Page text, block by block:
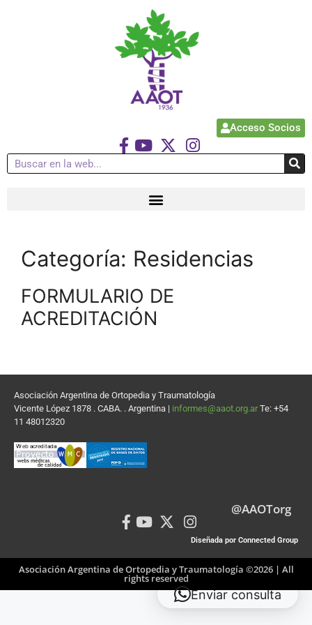
Acceso Socios
Categoría: Residencias
FORMULARIO DE
ACREDITACIÓN
Asociación Argentina de Ortopedia y Traumatología
Vicente López 1878 . CABA. . Argentina | informes@aaot.org.ar Te: +54
11 48012320
@AAOTorg
Diseñada por Connected Group
Asociación Argentina de Ortopedia y Traumatología ©2026 | All
rights reserved
Enviar consulta